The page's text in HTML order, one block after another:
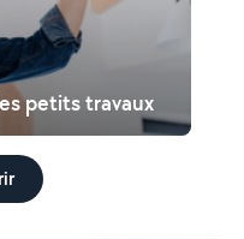
petits travaux